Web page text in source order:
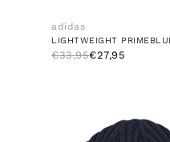
adidas
€33,95€27,95